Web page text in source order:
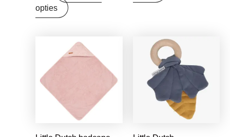
opties
Oorspronkelijke
prijs
was:
prijs
is:
€19,99.
Oorspronkelijke
prijs
was:
€7,95.
Huidige
prijs
is:
€6,28.